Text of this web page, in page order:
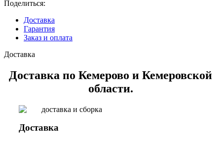
Поделиться:
Доставка
Гарантия
Заказ и оплата
Доставка
Доставка по Кемерово и Кемеровской
области.
Доставка